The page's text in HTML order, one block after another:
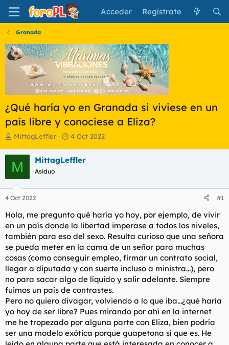
Acceder Regístrate
Granada
¿Qué haría yo en Granada si viviese en un
país libre y conociese a Eliza?
I
i
c
i
a
d
o
d
e
l
e
a
MittagLeffler
F
h
e
i
c
i
o
4 Oct 2022
M MittagLeffler
Asiduo
4 Oct 2022 #1
Hola, me pregunto qué haría yo hoy, por ejemplo, de vivir
en un país donde la libertad imperase a todos los niveles,
también para eso del sexo. Resulta curioso que una señora
se pueda meter en la cama de un señor para muchas
cosas (como conseguir empleo, firmar un contrato social,
llegar a diputada y con suerte incluso a ministra...), pero
no para sacar algo de líquido y salir adelante. Siempre
fuimos un país de contrastes.
Pero no quiero divagar, volviendo a lo que iba...¿qué haría
yo hoy de ser libre? Pues mirando por ahí en la internet
me he tropezado por alguna parte con Eliza, bien podría
ser una modelo exótica porque guapetona sí que es. He